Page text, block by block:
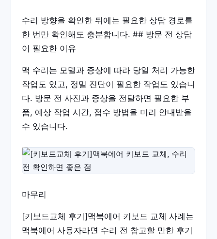
수리 방향을 확인한 뒤에는 필요한 상담 경로를
한 번만 확인해도 충분합니다. ## 방문 전 상담
이 필요한 이유
맥 수리는 모델과 증상에 따라 당일 처리 가능한
작업도 있고, 정밀 진단이 필요한 작업도 있습니
다. 방문 전 사진과 증상을 전달하면 필요한 부
품, 예상 작업 시간, 접수 방법을 미리 안내받을
수 있습니다.
마무리
[키보드교체 후기]맥북에어 키보드 교체 사례는
맥북에어 사용자라면 수리 전 참고할 만한 후기